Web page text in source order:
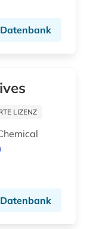
LIZENZ